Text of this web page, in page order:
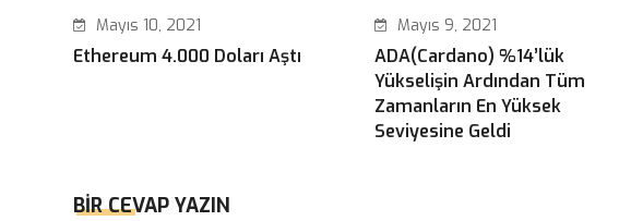
Mayıs 10, 2021
Ethereum 4.000 Doları Aştı
Mayıs 9, 2021
ADA(Cardano) %14’lük
Yükselişin Ardından Tüm
Zamanların En Yüksek
Seviyesine Geldi
BIR CEVAP YAZIN